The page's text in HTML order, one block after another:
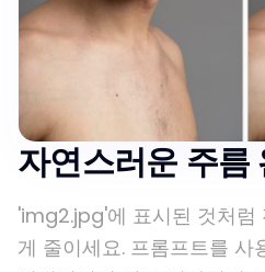
자연스러운 주름
'img2.jpg'에 표시된 것처럼
게 줄이세요. 프롬프트를 사